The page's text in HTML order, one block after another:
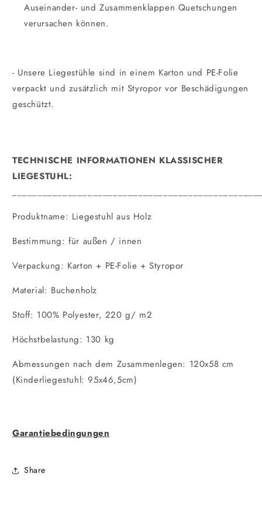
Auseinander- und Zusammenklappen Quetschungen
verursachen können.
- Unsere Liegestühle sind in einem Karton und PE-Folie
verpackt und zusätzlich mit Styropor vor Beschädigungen
geschützt.
TECHNISCHE INFORMATIONEN KLASSISCHER
LIEGESTUHL:
Produktname: Liegestuhl aus Holz
Bestimmung: für außen / innen
Verpackung: Karton + PE-Folie + Styropor
Material: Buchenholz
Stoff: 100% Polyester, 220 g/ m2
Höchstbelastung: 130 kg
Abmessungen nach dem Zusammenlegen: 120x58 cm
(Kinderliegestuhl: 95x46,5cm)
Garantiebedingungen
Share